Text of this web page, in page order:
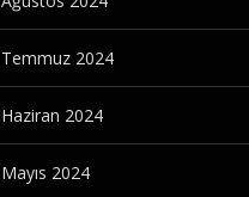
Temmuz 2024
Haziran 2024
Mayıs 2024